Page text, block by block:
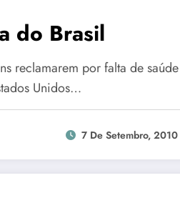
do Brasil
reclamarem por falta de saúde
Unidos…
7 De Setembro, 2010